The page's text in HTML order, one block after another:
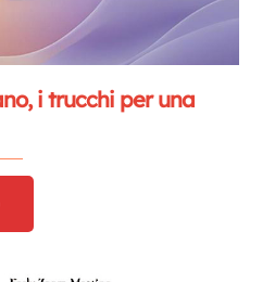
i trucchi per una